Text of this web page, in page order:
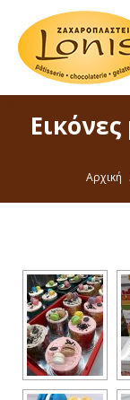
You
Αρχική